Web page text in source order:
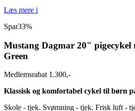
Læs mere i
Spar33%
Mustang Dagmar 20" pigecykel
Green
Medlemsrabat 1.300,-
Klassisk og komfortabel cykel til børn
Skole - tjek. Svømning - tjek. Frisk luft -